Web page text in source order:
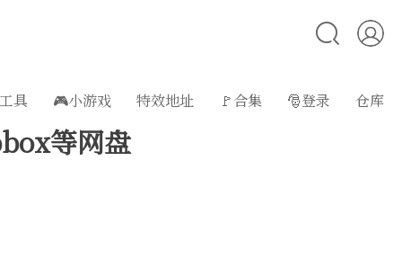
具 🎮小游戏 特效地址 🚩合集 🎅登录 仓库
等网盘